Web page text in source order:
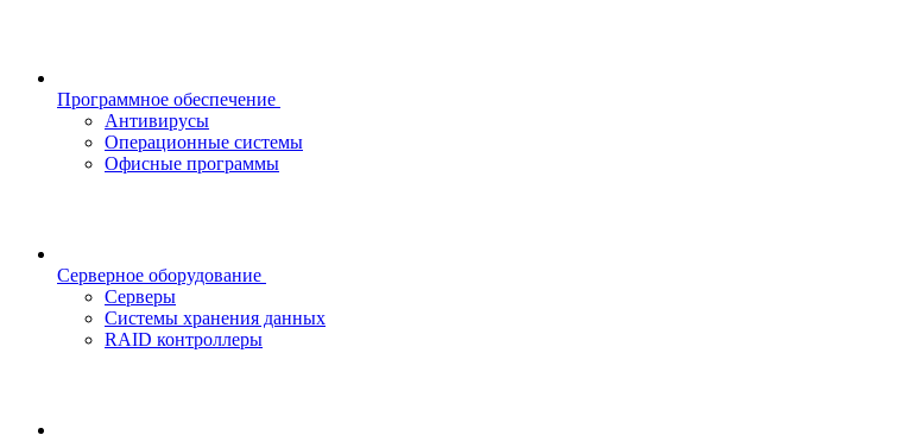
Программное обеспечение
Антивирусы
Операционные системы
Офисные программы
Серверное оборудование
Серверы
Системы хранения данных
RAID контроллеры